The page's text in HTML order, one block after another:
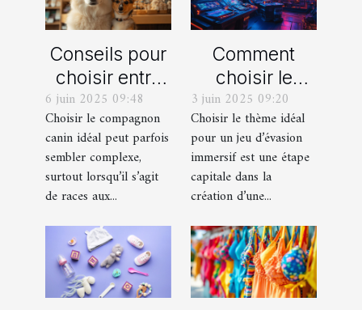
Conseils pour
choisir entre
un berger
blanc suisse
et un berger
américain
miniature
6 juin 2025 09:48
Choisir le compagnon
canin idéal peut parfois
sembler complexe,
surtout lorsqu’il s’agit
de races aux...
Comment
choisir le
thème parfait
pour votre
prochain jeu
d'évasion
immersif
3 juin 2025 09:20
Choisir le thème idéal
pour un jeu d’évasion
immersif est une étape
capitale dans la
création d’une...